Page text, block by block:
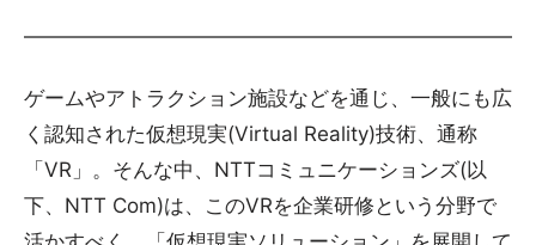
ゲームやアトラクション施設などを通じ、一般にも広
く認知された仮想現実(Virtual Reality)技術、通称
「VR」。そんな中、NTTコミュニケーションズ(以
下、NTT Com)は、このVRを企業研修という分野で